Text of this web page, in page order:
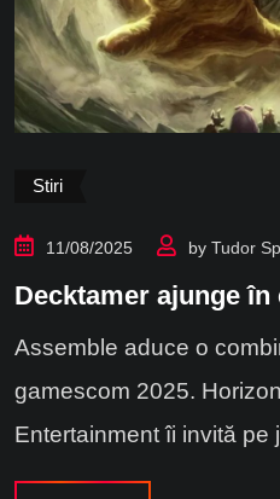
Stiri
11/08/2025 by Tudor
Decktamer ajunge în
Assemble aduce o
gamescom 2025.
Entertainment îi invită pe